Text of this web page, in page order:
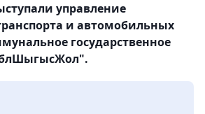
управление
и автомобильных
государственное